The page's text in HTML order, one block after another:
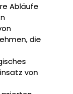
Abläufe
die
von